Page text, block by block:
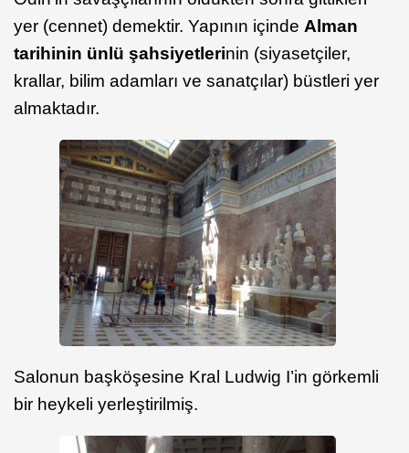
yer (cennet) demektir. Yapının içinde Alman
tarihinin ünlü şahsiyetlerinin (siyasetçiler,
krallar, bilim adamları ve sanatçılar) büstleri yer
almaktadır.
Salonun başköşesine Kral Ludwig I’in görkemli
bir heykeli yerleştirilmiş.